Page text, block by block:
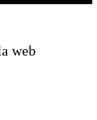
web